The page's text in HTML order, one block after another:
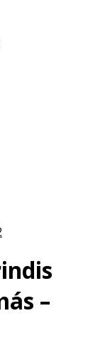
–